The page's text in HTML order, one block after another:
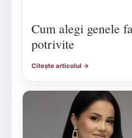
Cum alegi genele
potrivite
Citește articolul →